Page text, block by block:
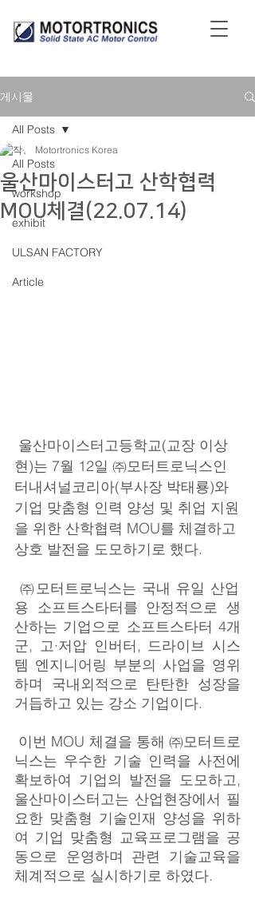
게시물
All Posts
workshop
exhibit
ULSAN FACTORY
Article
All Posts
울산마이스터고 산학협력
MOU체결(22.07.14)
Motortronics Korea
현)는 7월 12일 ㈜모터트로닉스인
터내셔널코리아(부사장 박태룡)와
기업 맞춤형 인력 양성 및 취업 지원
을 위한 산학협력 MOU를 체결하고
상호 발전을 도모하기로 했다.
용 소프트스타터를 안정적으로 생
산하는 기업으로 소프트스타터 4개
군, 고·저압 인버터, 드라이브 시스
템 엔지니어링 부분의 사업을 영위
하며 국내외적으로 탄탄한 성장을
거듭하고 있는 강소 기업이다.
닉스는 우수한 기술 인력을 사전에
확보하여 기업의 발전을 도모하고,
울산마이스터고는 산업현장에서 필
요한 맞춤형 기술인재 양성을 위하
여 기업 맞춤형 교육프로그램을 공
동으로 운영하며 관련 기술교육을
체계적으로 실시하기로 하였다.